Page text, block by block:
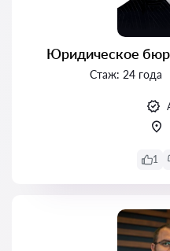
Юридическое
Стаж: 24 года
1